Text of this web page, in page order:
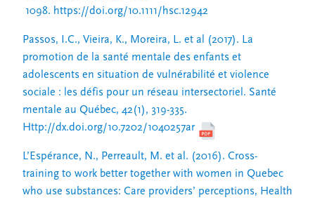
1098. https://doi.org/10.1111/hsc.12942
Passos, I.C., Vieira, K., Moreira, L. et al (2017). La
promotion de la santé mentale des enfants et
adolescents en situation de vulnérabilité et violence
sociale : les défis pour un réseau intersectoriel. Santé
mentale au Québec, 42(1), 319-335.
Http://dx.doi.org/10.7202/1040257ar
L’Espérance, N., Perreault, M. et al. (2016). Cross-
training to work better together with women in Quebec
who use substances: Care providers’ perceptions, Health